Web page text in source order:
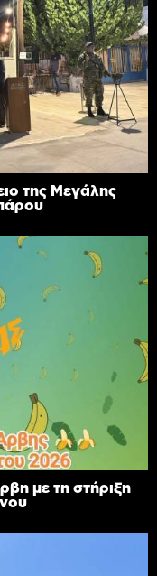
της Μεγάλης
με τη στήριξη